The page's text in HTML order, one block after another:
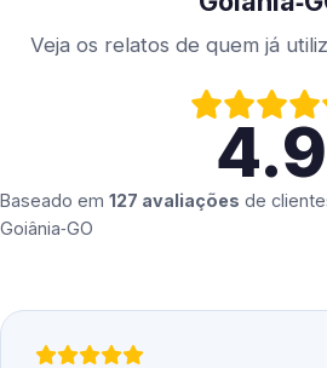
Veja os relatos de quem já
4.9
Baseado em 127 avaliações de
Goiânia‑GO